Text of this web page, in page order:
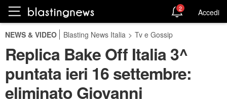
2 Accedi
NEWS & VIDEO Blasting News Italia > Tv e Gossip
Replica Bake Off Italia 3^
puntata ieri 16 settembre:
eliminato Giovanni